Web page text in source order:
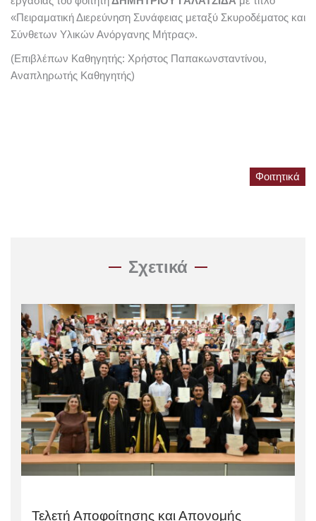
«Πειραματική Διερεύνηση Συνάφειας μεταξύ Σκυροδέματος και
Σύνθετων Υλικών Ανόργανης Μήτρας».
(Επιβλέπων Καθηγητής: Χρήστος Παπακωνσταντίνου,
Αναπληρωτής Καθηγητής)
Φοιτητικά
Σχετικά
Τελετή Αποφοίτησης και Απονομής